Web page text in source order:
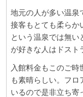
地元の人が多い温泉
接客もとても柔らか
という温泉では無い
が好きな人はドスト
入館料金もこのご
も素晴らしい。フ
いるので是非立ち寄